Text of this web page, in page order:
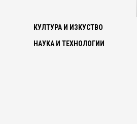
КУЛТУРА И ИЗКУСТВО
НАУКА И ТЕХНОЛОГИИ